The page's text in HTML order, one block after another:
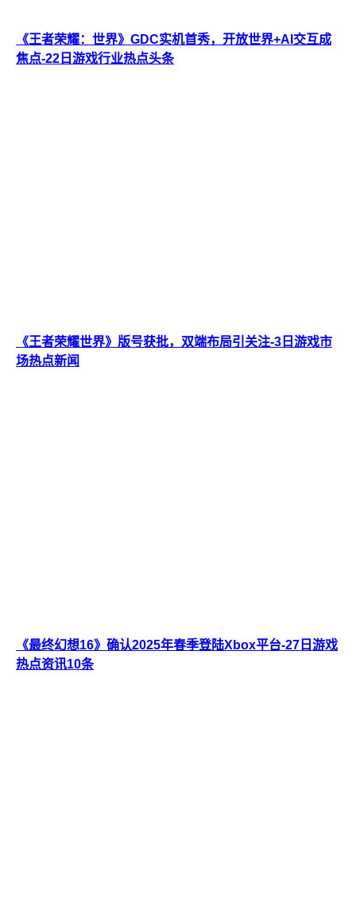
《王者荣耀：世界》GDC实机首秀，开放世界+AI交互成
焦点-22日游戏行业热点头条
《王者荣耀世界》版号获批，双端布局引关注-3日游戏市
场热点新闻
《最终幻想16》确认2025年春季登陆Xbox平台-27日游戏
热点资讯10条